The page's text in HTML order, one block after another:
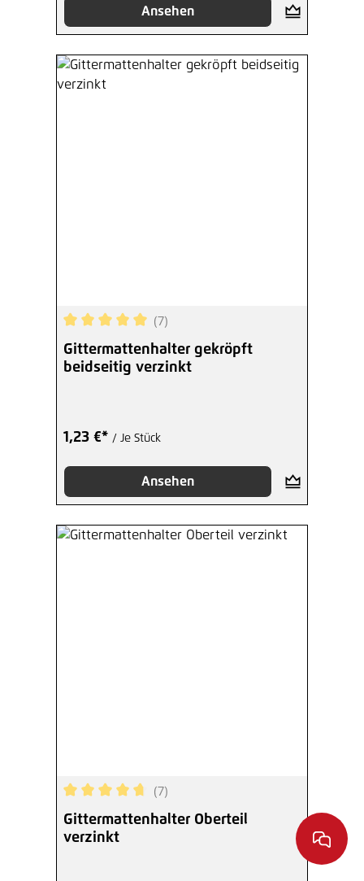
Ansehen
Durchschnittliche Bewertung von 5 von 5
(7)
Gittermattenhalter gekröpft
beidseitig verzinkt
1,23 €* / Je Stück
Ansehen
Durchschnittliche Bewertung von 4.86 von 5
(7)
Gittermattenhalter Oberteil
verzinkt